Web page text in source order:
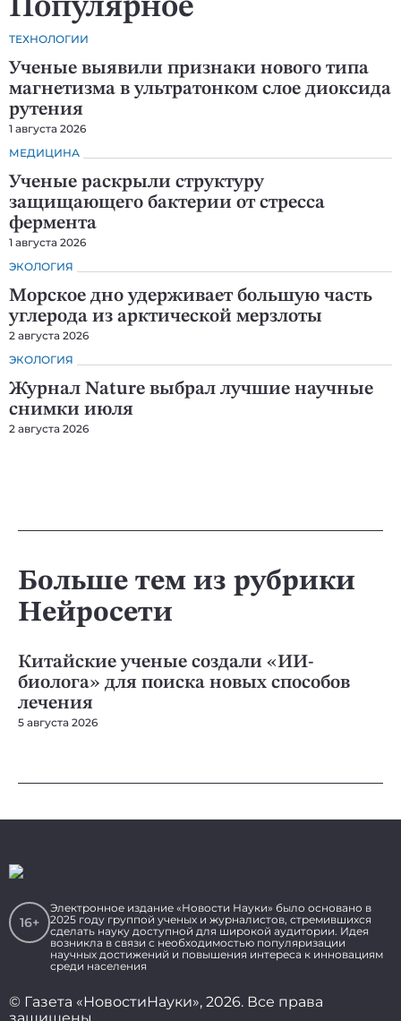
Популярное
ТЕХНОЛОГИИ
Ученые выявили признаки нового типа
магнетизма в ультратонком слое диоксида
рутения
1 августа 2026
МЕДИЦИНА
Ученые раскрыли структуру
защищающего бактерии от стресса
фермента
1 августа 2026
ЭКОЛОГИЯ
Морское дно удерживает большую часть
углерода из арктической мерзлоты
2 августа 2026
ЭКОЛОГИЯ
Журнал Nature выбрал лучшие научные
снимки июля
2 августа 2026
Больше тем из рубрики
Нейросети
Китайские ученые создали «ИИ-
биолога» для поиска новых способов
лечения
5 августа 2026
16+
Электронное издание «Новости Науки» было основано в
2025 году группой ученых и журналистов, стремившихся
сделать науку доступной для широкой аудитории. Идея
возникла в связи с необходимостью популяризации
научных достижений и повышения интереса к инновациям
среди населения
© Газета «НовостиНауки», 2026. Все права